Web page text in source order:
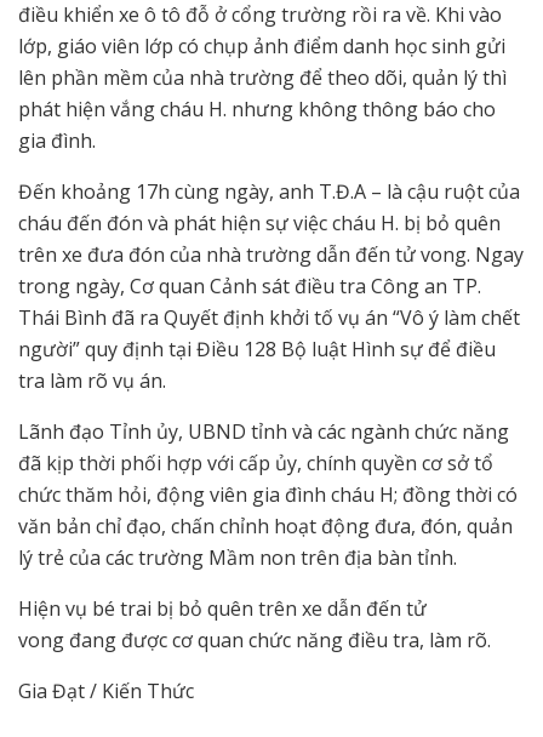
điều khiển xe ô tô đỗ ở cổng trường rồi ra về. Khi vào
lớp, giáo viên lớp có chụp ảnh điểm danh học sinh gửi
lên phần mềm của nhà trường để theo dõi, quản lý thì
phát hiện vắng cháu H. nhưng không thông báo cho
gia đình.
Đến khoảng 17h cùng ngày, anh T.Đ.A – là cậu ruột của
cháu đến đón và phát hiện sự việc cháu H. bị bỏ quên
trên xe đưa đón của nhà trường dẫn đến tử vong. Ngay
trong ngày, Cơ quan Cảnh sát điều tra Công an TP.
Thái Bình đã ra Quyết định khởi tố vụ án “Vô ý làm chết
người” quy định tại Điều 128 Bộ luật Hình sự để điều
tra làm rõ vụ án.
Lãnh đạo Tỉnh ủy, UBND tỉnh và các ngành chức năng
đã kịp thời phối hợp với cấp ủy, chính quyền cơ sở tổ
chức thăm hỏi, động viên gia đình cháu H; đồng thời có
văn bản chỉ đạo, chấn chỉnh hoạt động đưa, đón, quản
lý trẻ của các trường Mầm non trên địa bàn tỉnh.
Hiện vụ bé trai bị bỏ quên trên xe dẫn đến tử
vong đang được cơ quan chức năng điều tra, làm rõ.
Gia Đạt / Kiến Thức